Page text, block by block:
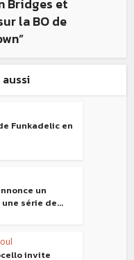
Bridges et
la BO de
Funkadelic en
un
série de...
invite